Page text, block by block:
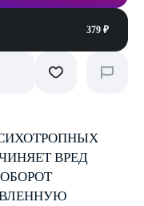
379 ₽
ВРЕД